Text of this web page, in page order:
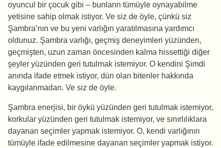
oyuncul bir çocuk gibi – bunların tümüyle oynayabilme
yetisine sahip olmak istiyor. Ve siz de öyle, çünkü siz
Şambra’nın ve bu yeni varlığın yaratılmasına yardımcı
oldunuz. Şambra varlığı, geçmiş deneyimleri yüzünden,
geçmişten, uzun zaman öncesinden kalma hissettiği diğer
şeyler yüzünden geri tutulmak istemiyor. O kendini Şimdi
anında ifade etmek istiyor, dün olan bitenler hakkında
kaygılanmadan. Ve siz de öyle.
Şambra enerjisi, bir öykü yüzünden geri tutulmak istemiyor,
korkular yüzünden geri tutulmak istemiyor, ve sınırlılıklara
dayanan seçimler yapmak istemiyor. O, kendi varlığının
tümüyle ifade edilmesine dayanan seçimler yapmak istiyor.